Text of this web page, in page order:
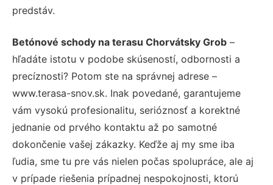
predstáv.
Betónové schody na terasu Chorvátsky Grob –
hľadáte istotu v podobe skúseností, odbornosti a
precíznosti? Potom ste na správnej adrese –
www.terasa-snov.sk. Inak povedané, garantujeme
vám vysokú profesionalitu, serióznosť a korektné
jednanie od prvého kontaktu až po samotné
dokončenie vašej zákazky. Keďže aj my sme iba
ľudia, sme tu pre vás nielen počas spolupráce, ale aj
v prípade riešenia prípadnej nespokojnosti, ktorú